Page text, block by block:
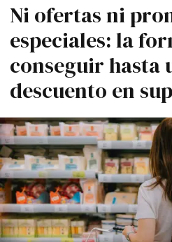
Ni ofertas ni
especiales: la
conseguir hasta
descuento en